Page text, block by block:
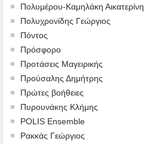
Πολυμέρου-Καμηλάκη Αικατερίνη
Πολυχρονίδης Γεώργιος
Πόντος
Πρόσφορο
Προτάσεις Μαγειρικής
Προύσαλης Δημήτρης
Πρώτες βοήθειες
Πυρουνάκης Κλήμης
POLIS Ensemble
Ρακκάς Γεώργιος